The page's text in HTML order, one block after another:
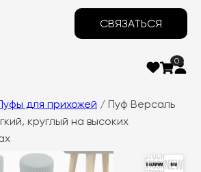
СВЯЗАТЬСЯ
0
для прихожей / Пуф Версаль
круглый на высоких